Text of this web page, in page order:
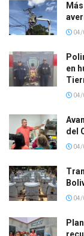
04/
en
04/
del
04/
04/